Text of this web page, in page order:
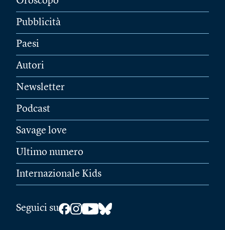
Pubblicità
Paesi
Autori
Newsletter
Podcast
Savage love
Ultimo numero
Internazionale Kids
Seguici su